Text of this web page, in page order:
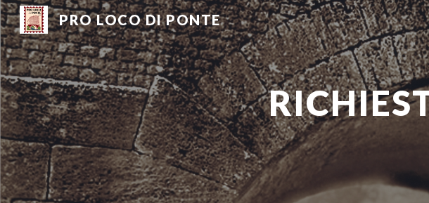
Skip to main content
PRO LOCO DI PONTE